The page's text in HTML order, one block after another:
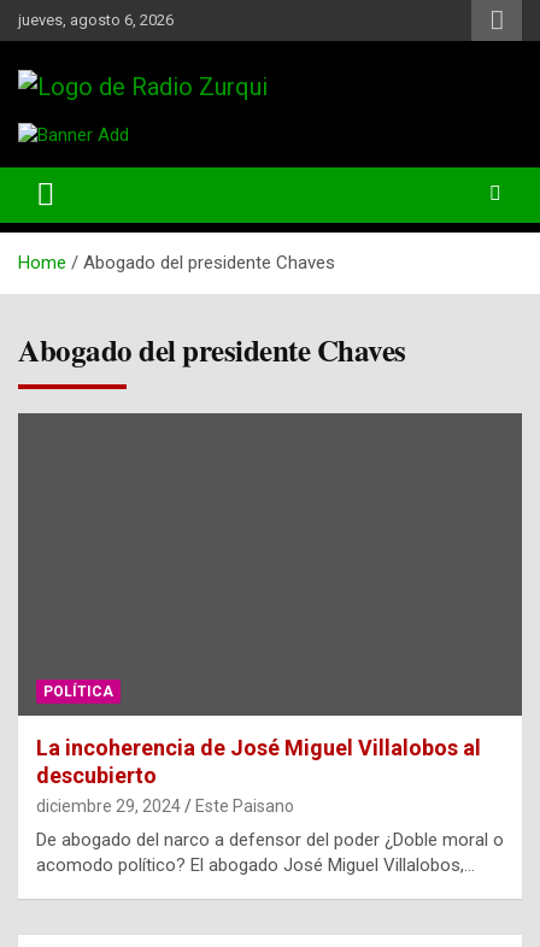
Skip
to
jueves, agosto 6, 2026
Radio Zurqui
Home Abogado del presidente Chaves
Abogado del presidente Chaves
POLÍTICA
La incoherencia de José Miguel Villalobos al
descubierto
diciembre 29, 2024 Este Paisano
De abogado del narco a defensor del poder ¿Doble moral o
acomodo político? El abogado José Miguel Villalobos,…